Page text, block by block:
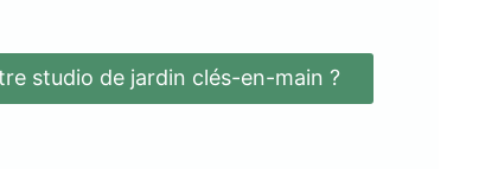
studio de jardin clés-en-main ?